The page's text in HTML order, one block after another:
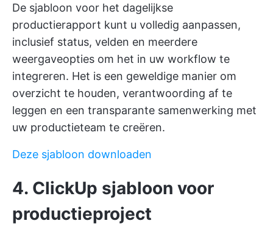
De sjabloon voor het dagelijkse
productierapport kunt u volledig aanpassen,
inclusief status, velden en meerdere
weergaveopties om het in uw workflow te
integreren. Het is een geweldige manier om
overzicht te houden, verantwoording af te
leggen en een transparante samenwerking met
uw productieteam te creëren.
Deze sjabloon downloaden
4. ClickUp sjabloon voor
productieproject